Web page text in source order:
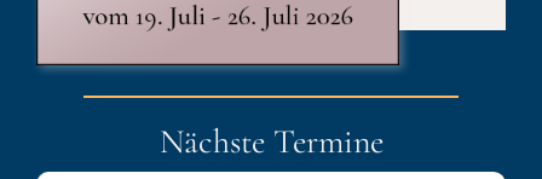
Nächste Termine